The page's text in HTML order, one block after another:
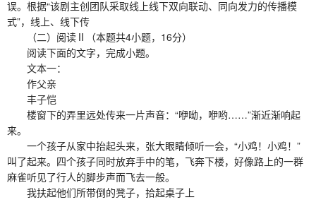
误。根据“该剧主创团队采取线上线下双向联动、同向发力的传播模
式”，线上、线下传
（二）阅读Ⅱ（本题共4小题，16分）
阅读下面的文字，完成小题。
文本一：
作父亲
丰子恺
楼窗下的弄里远处传来一片声音：“咿呦，咿哟……”渐近渐响起
来。
一个孩子从家中抬起头来，张大眼睛倾听一会，“小鸡！小鸡！”
叫了起来。四个孩子同时放弃手中的笔，飞奔下楼，好像路上的一群
麻雀听见了行人的脚步声而飞去一般。
我扶起他们所带倒的凳子，拾起桌子上